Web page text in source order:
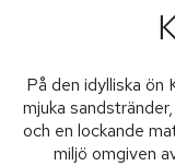
På den idylliska ön
mjuka
och en lockande
miljö omgiven